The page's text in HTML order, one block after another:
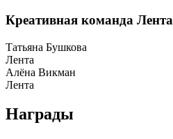
Креативная команда Лента
Татьяна Бушкова
Лента
Алёна Викман
Лента
Награды